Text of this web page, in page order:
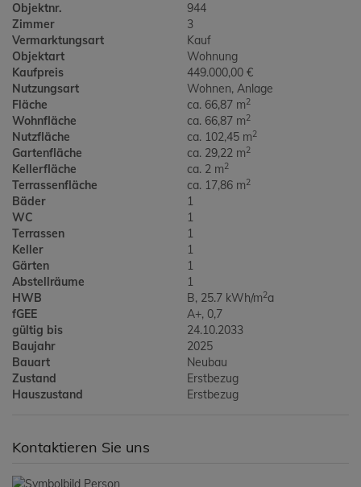
Objektnr.
944
Zimmer
3
Vermarktungsart
Kauf
Objektart
Wohnung
Kaufpreis
449.000,00 €
Nutzungsart
Wohnen Anlage
Fläche
ca. 66,87 m2
Wohnfläche ca. 66,87 m2
Nutzfläche ca. 102,45 m2
Gartenfläche ca. 29,22 m2
Kellerfläche ca. 2 m2
Terrassenfläche ca. 17,86 m2
Bäder
1
WC
1
Terrassen
1
Keller
1
Gärten
1
Abstellräume
1
HWB
B, 25.7 kWh/m2a
fGEE
A+, 0,7
gültig bis
24.10.2033
Baujahr
2025
Bauart
Neubau
Zustand
Erstbezug
Hauszustand
Erstbezug
Kontaktieren Sie uns